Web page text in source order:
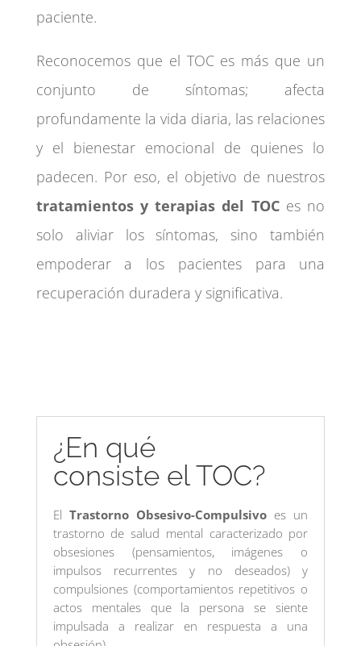
paciente.
Reconocemos que el TOC es más que un
conjunto de síntomas; afecta
profundamente la vida diaria, las relaciones
y el bienestar emocional de quienes lo
padecen. Por eso, el objetivo de nuestros
tratamientos y terapias del TOCes no
solo aliviar los síntomas, sino también
empoderar a los pacientes para una
recuperación duradera y significativa.
¿En qué
consiste el TOC?
El Trastorno Obsesivo-Compulsivo es un
trastorno de salud mental caracterizado por
obsesiones (pensamientos, imágenes o
impulsos recurrentes y no deseados) y
compulsiones (comportamientos repetitivos o
actos mentales que la persona se siente
impulsada a realizar en respuesta a una